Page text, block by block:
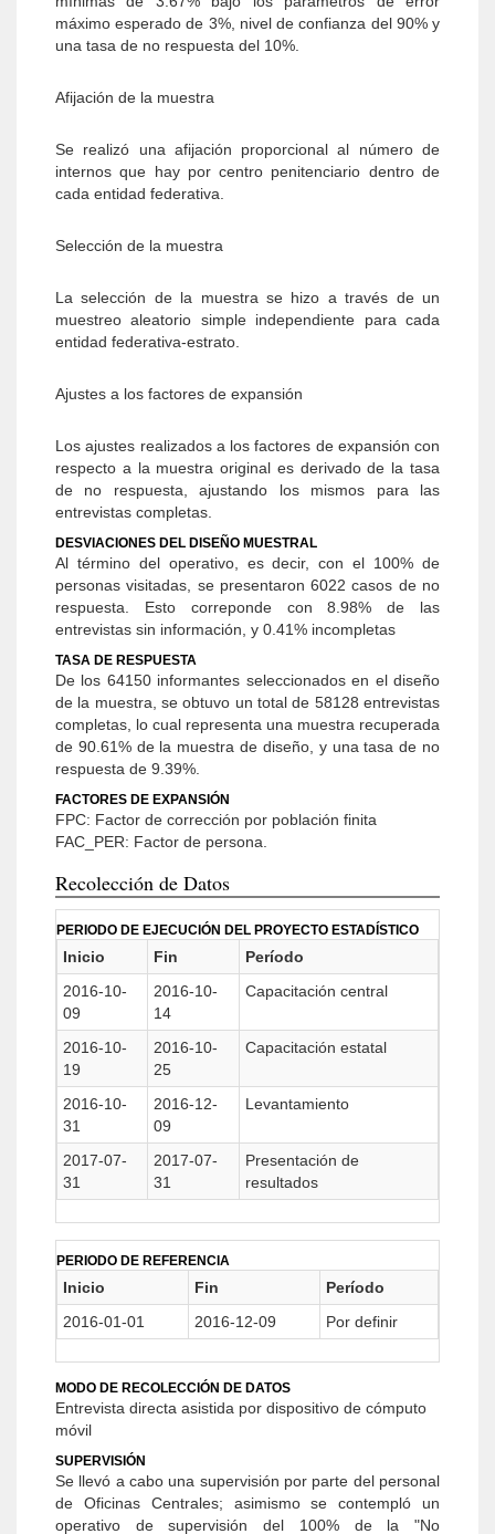
máximo esperado de 3%, nivel de confianza del 90% y
una tasa de no respuesta del 10%.
Afijación de la muestra
Se realizó una afijación proporcional al número de
internos que hay por centro penitenciario dentro de
cada entidad federativa.
Selección de la muestra
La selección de la muestra se hizo a través de un
muestreo aleatorio simple independiente para cada
entidad federativa-estrato.
Ajustes a los factores de expansión
Los ajustes realizados a los factores de expansión con
respecto a la muestra original es derivado de la tasa
de no respuesta, ajustando los mismos para las
entrevistas completas.
DESVIACIONES DEL DISEÑO MUESTRAL
Al término del operativo, es decir, con el 100% de
personas visitadas, se presentaron 6022 casos de no
respuesta. Esto correponde con 8.98% de las
entrevistas sin información, y 0.41% incompletas
TASA DE RESPUESTA
De los 64150 informantes seleccionados en el diseño
de la muestra, se obtuvo un total de 58128 entrevistas
completas, lo cual representa una muestra recuperada
de 90.61% de la muestra de diseño, y una tasa de no
respuesta de 9.39%.
FACTORES DE EXPANSIÓN
FPC: Factor de corrección por población finita
FAC_PER: Factor de persona.
Recolección de Datos
PERIODO DE EJECUCIÓN DEL PROYECTO ESTADÍSTICO
Inicio Fin
Período
2016-10-
09
2016-10-
14
Capacitación central
2016-10-
19
2016-10-
25
Capacitación estatal
2016-10-
31
2016-12-
09
Levantamiento
2017-07-
31
2017-07-
31
Presentación de
resultados
PERIODO DE REFERENCIA
Inicio Fin
Período
2016-01-01
2016-12-09 Por definir
MODO DE RECOLECCIÓN DE DATOS
Entrevista directa asistida por dispositivo de cómputo
móvil
SUPERVISIÓN
Se llevó a cabo una supervisión por parte del personal
de Oficinas Centrales; asimismo se contempló un
operativo de supervisión del 100% de la "No